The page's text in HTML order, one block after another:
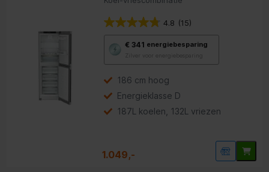
4.8 (15)
€ 341 energiebesparing
Zilver voor energiebesparing
Youreko’s
voor
energiebesparing.
186 cm hoog
Energieklasse D
187L koelen, 132L vriezen
1.049,-